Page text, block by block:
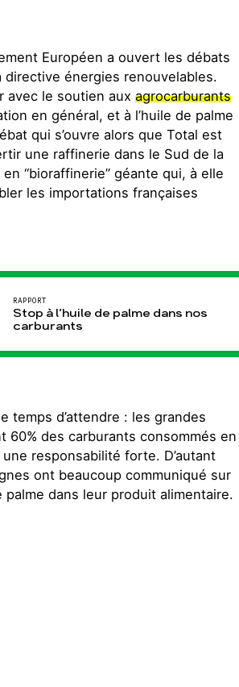
Européen a ouvert les débats
directive énergies renouvelables.
avec le soutien aux agrocarburants
en général, et à l’huile de palme
qui s’ouvre alors que Total est
une raffinerie dans le Sud de la
“bioraffinerie” géante qui, à elle
les importations françaises
RAPPORT
Stop à l’huile de palme dans nos
carburants
temps d’attendre : les grandes
60% des carburants consommés en
responsabilité forte. D’autant
ont beaucoup communiqué sur
palme dans leur produit alimentaire.